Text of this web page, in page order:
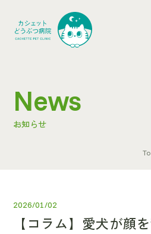
News
お知らせ
2026/01/02
【コラム】愛犬が顔